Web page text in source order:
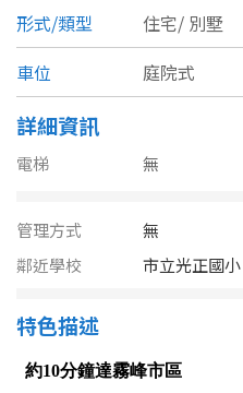
新竹縣
苗栗縣
南投縣
嘉義縣
別墅 透天厝
辦公
廠辦
不拘
20~30 坪
40~50 坪
形式/類型
住宅/ 別墅
車位
庭院式
詳細資訊
電梯 無
管理方式
無
鄰近學校
市立光正國小
特色描述